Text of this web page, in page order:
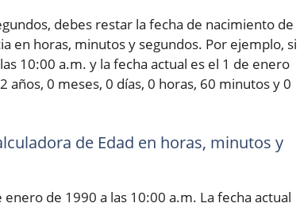
debes restar la fecha de nacimiento de
en horas, minutos y segundos. Por ejemplo, si
10:00 a.m. y la fecha actual es el 1 de enero
años, 0 meses, 0 días, 0 horas, 60 minutos y 0
de Edad en horas, minutos y
de 1990 a las 10:00 a.m. La fecha actual